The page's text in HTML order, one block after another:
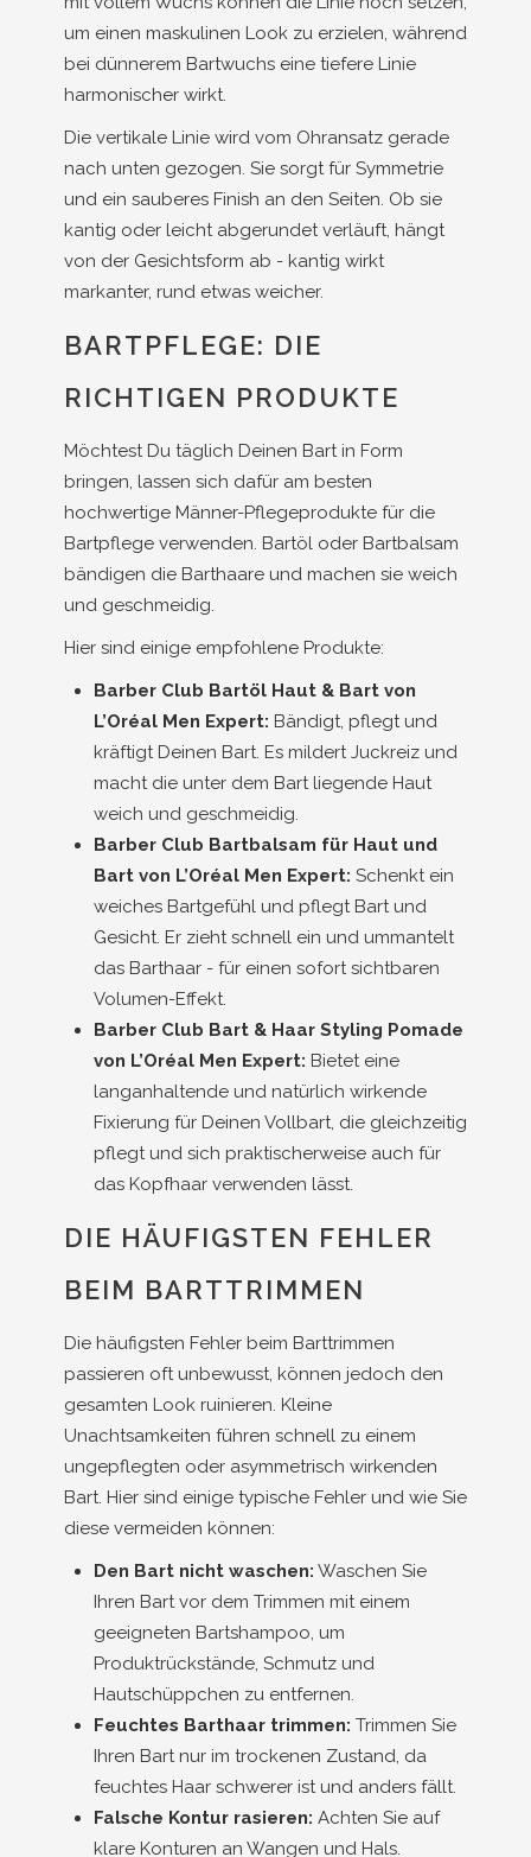
um einen maskulinen Look zu erzielen, während
bei dünnerem Bartwuchs eine tiefere Linie
harmonischer wirkt.
Die vertikale Linie wird vom Ohransatz gerade
nach unten gezogen. Sie sorgt für Symmetrie
und ein sauberes Finish an den Seiten. Ob sie
kantig oder leicht abgerundet verläuft, hängt
von der Gesichtsform ab - kantig wirkt
markanter, rund etwas weicher.
BARTPFLEGE: DIE
RICHTIGEN PRODUKTE
Möchtest Du täglich Deinen Bart in Form
bringen, lassen sich dafür am besten
hochwertige Männer-Pflegeprodukte für die
Bartpflege verwenden. Bartöl oder Bartbalsam
bändigen die Barthaare und machen sie weich
und geschmeidig.
Hier sind einige empfohlene Produkte:
Barber Club Bartöl Haut & Bart von
L’Oréal Men Expert: Bändigt, pflegt und
kräftigt Deinen Bart. Es mildert Juckreiz und
macht die unter dem Bart liegende Haut
weich und geschmeidig.
Barber Club Bartbalsam für Haut und
Bart von L’Oréal Men Expert: Schenkt ein
weiches Bartgefühl und pflegt Bart und
Gesicht. Er zieht schnell ein und ummantelt
das Barthaar - für einen sofort sichtbaren
Volumen-Effekt.
Barber Club Bart & Haar Styling Pomade
von L’Oréal Men Expert: Bietet eine
langanhaltende und natürlich wirkende
Fixierung für Deinen Vollbart, die gleichzeitig
pflegt und sich praktischerweise auch für
das Kopfhaar verwenden lässt.
DIE HÄUFIGSTEN FEHLER
BEIM BARTTRIMMEN
Die häufigsten Fehler beim Barttrimmen
passieren oft unbewusst, können jedoch den
gesamten Look ruinieren. Kleine
Unachtsamkeiten führen schnell zu einem
ungepflegten oder asymmetrisch wirkenden
Bart. Hier sind einige typische Fehler und wie Sie
diese vermeiden können:
Den Bart nicht waschen: Waschen Sie
Ihren Bart vor dem Trimmen mit einem
geeigneten Bartshampoo, um
Produktrückstände, Schmutz und
Hautschüppchen zu entfernen.
Feuchtes Barthaar trimmen: Trimmen Sie
Ihren Bart nur im trockenen Zustand, da
feuchtes Haar schwerer ist und anders fällt.
Falsche Kontur rasieren: Achten Sie auf
klare Konturen an Wangen und Hals.